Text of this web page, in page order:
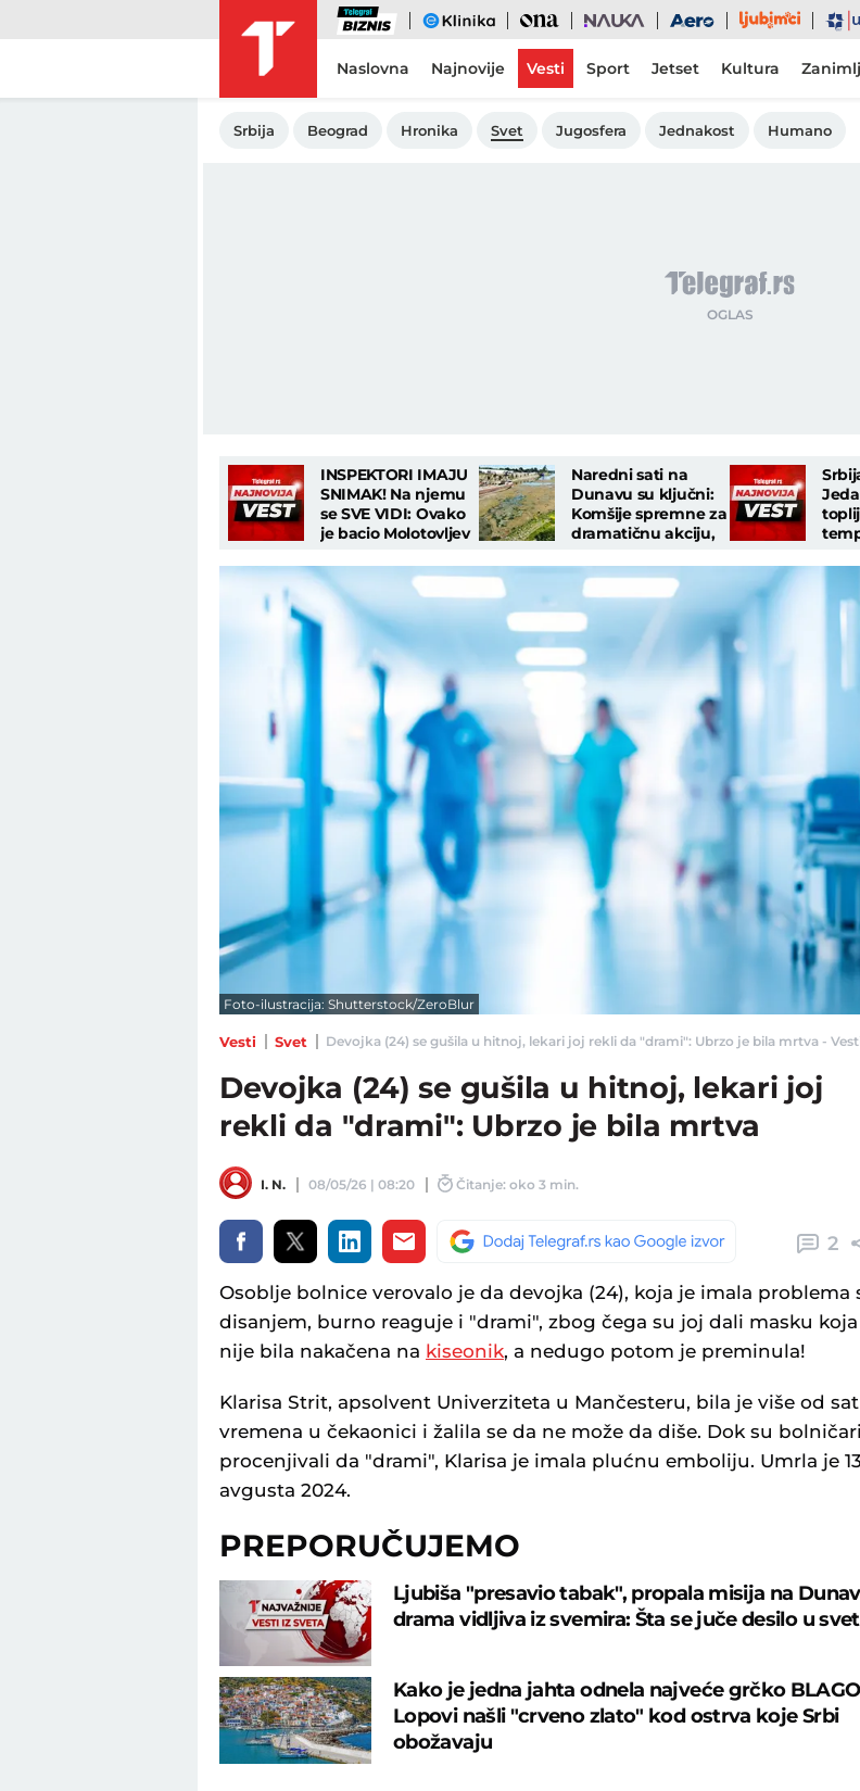
Biznis eKlinika Ona Nauka Aero Ljubimci
Naslovna Najnovije Vesti Sport Jetset Kultura
Srbija Beograd Hronika Svet Jugosfera Jednakost Humano
INSPEKTORI IMAJU
SNIMAK! Na njemu
se SVE VIDI: Ovako
je bacio Molotovljev
Beogradu
Naredni sati na
Dunavu su ključni:
Komšije spremne za
dramatičnu akciju,
haos!
Foto-ilustracija: Shutterstock/ZeroBlur
Vesti Svet Devojka (24) se gušila u hitnoj, lekari joj rekli da "drami": Ubrzo je bila mrtva - Vesti
Devojka (24) se gušila u hitnoj, lekari joj
rekli da "drami": Ubrzo je bila mrtva
I. N. 08/05/26 | 08:20 Čitanje: oko 3 min.
2
Osoblje bolnice verovalo je da devojka (24), koja je imala problema
disanjem, burno reaguje i "drami", zbog čega su joj dali masku koja
nije bila nakačena na kiseonik, a nedugo potom je preminula!
Klarisa Strit, apsolvent Univerziteta u Mančesteru, bila je više od sat
vremena u čekaonici i žalila se da ne može da diše. Dok su bolničari
procenjivali da "drami", Klarisa je imala plućnu emboliju. Umrla je
avgusta 2024.
PREPORUČUJEMO
Ljubiša "presavio tabak", propala misija na
drama vidljiva iz svemira: Šta se juče desilo u
Kako je jedna jahta odnela najveće grčko
Lopovi našli "crveno zlato" kod ostrva koje Srbi
obožavaju
25 C
Priština